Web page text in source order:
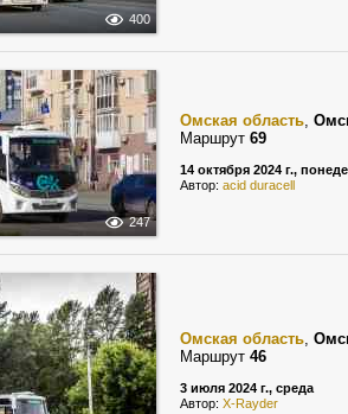
400
247
Омская область,
Маршрут 69
14 октября 2024 г.,
Автор: acid duracell
Омская область,
Маршрут 46
3 июля 2024 г., среда
Автор: X-Rayder